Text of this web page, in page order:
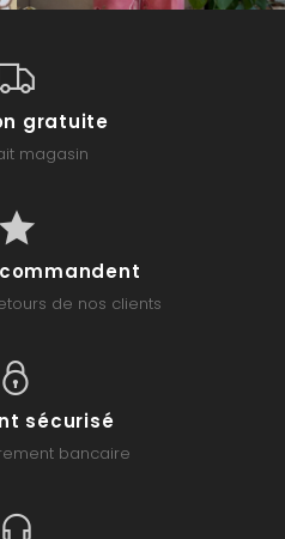
gratuite
magasin
de nos clients
sécurisé
bancaire